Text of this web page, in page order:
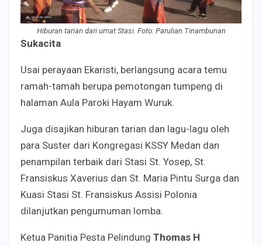
Hiburan tarian dari umat Stasi. Foto: Parulian Tinambunan
Sukacita
Usai perayaan Ekaristi, berlangsung acara temu
ramah-tamah berupa pemotongan tumpeng di
halaman Aula Paroki Hayam Wuruk.
Juga disajikan hiburan tarian dan lagu-lagu oleh
para Suster dari Kongregasi KSSY Medan dan
penampilan terbaik dari Stasi St. Yosep, St.
Fransiskus Xaverius dan St. Maria Pintu Surga dan
Kuasi Stasi St. Fransiskus Assisi Polonia
dilanjutkan pengumuman lomba.
Ketua Panitia Pesta Pelindung Thomas H